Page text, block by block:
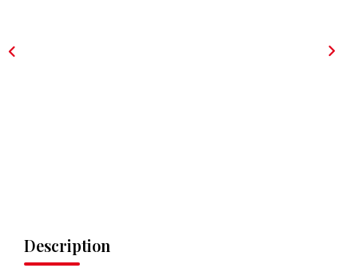
Description